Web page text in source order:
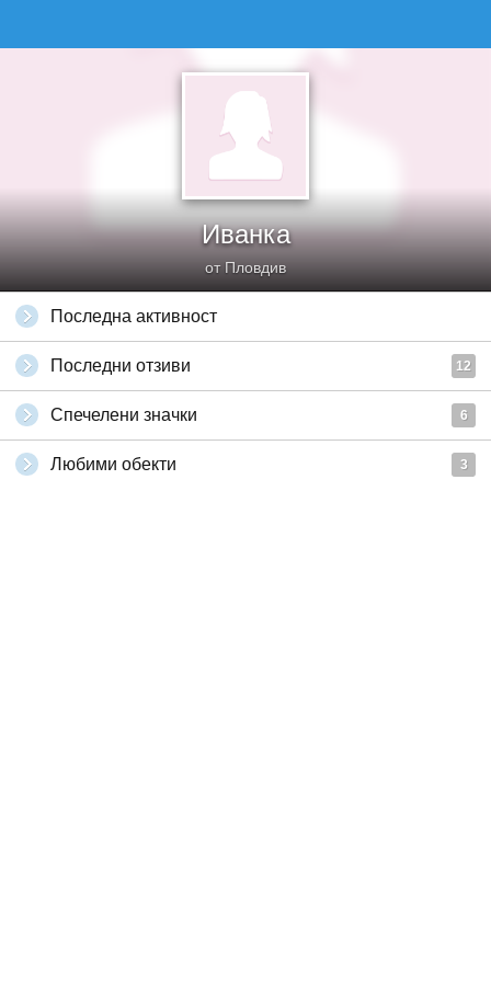
Иванка
от Пловдив
Последна активност
Последни отзиви 12
Спечелени значки 6
Любими обекти 3